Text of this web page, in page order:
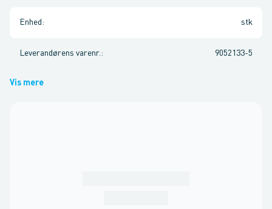
Enhed : stk
Leverandørens varenr. : 9052133-5
Vis mere